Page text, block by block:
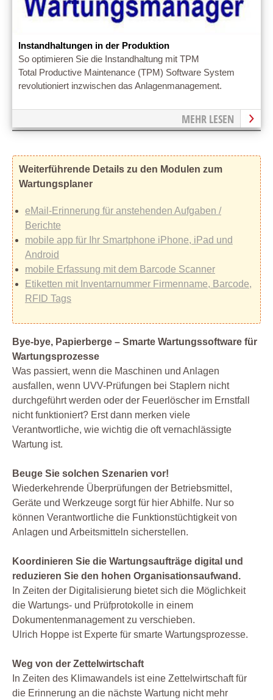
Instandhaltungen in der Produktion
So optimieren Sie die Instandhaltung mit TPM
Total Productive Maintenance (TPM) Software System
revolutioniert inzwischen das Anlagenmanagement.
MEHR LESEN
Weiterführende Details zu den Modulen zum
Wartungsplaner
eMail-Erinnerung für anstehenden Aufgaben /
Berichte
mobile app für Ihr Smartphone iPhone, iPad und
Android
mobile Erfassung mit dem Barcode Scanner
Etiketten mit Inventarnummer Firmenname, Barcode,
RFID Tags
Bye-bye, Papierberge – Smarte Wartungssoftware für
Wartungsprozesse
Was passiert, wenn die Maschinen und Anlagen
ausfallen, wenn UVV-Prüfungen bei Staplern nicht
durchgeführt werden oder der Feuerlöscher im Ernstfall
nicht funktioniert? Erst dann merken viele
Verantwortliche, wie wichtig die oft vernachlässigte
Wartung ist.
Beuge Sie solchen Szenarien vor!
Wiederkehrende Überprüfungen der Betriebsmittel,
Geräte und Werkzeuge sorgt für hier Abhilfe. Nur so
können Verantwortliche die Funktionstüchtigkeit von
Anlagen und Arbeitsmitteln sicherstellen.
Koordinieren Sie die Wartungsaufträge digital und
reduzieren Sie den hohen Organisationsaufwand.
In Zeiten der Digitalisierung bietet sich die Möglichkeit
die Wartungs- und Prüfprotokolle in einem
Dokumentenmanagement zu verschieben.
Ulrich Hoppe ist Experte für smarte Wartungsprozesse.
Weg von der Zettelwirtschaft
In Zeiten des Klimawandels ist eine Zettelwirtschaft für
die Erinnerung an die nächste Wartung nicht mehr